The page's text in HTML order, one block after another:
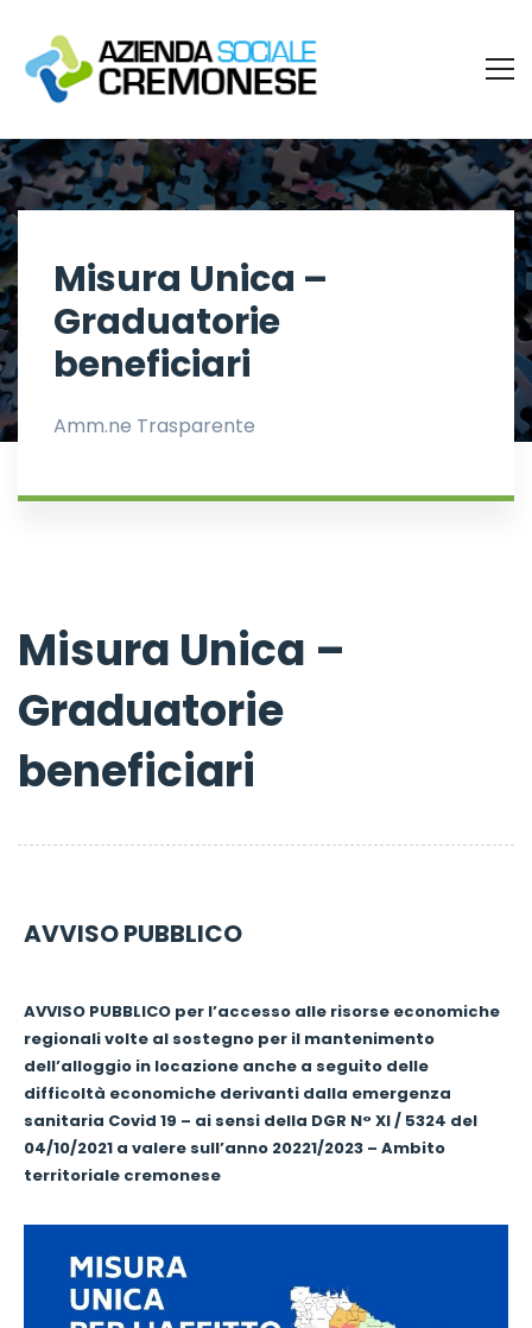
Misura Unica –
Graduatorie
beneficiari
Amm.ne Trasparente
Misura Unica –
Graduatorie
beneficiari
AVVISO PUBBLICO
AVVISO PUBBLICO per l’accesso alle risorse economiche
regionali volte al sostegno per il mantenimento
dell’alloggio in locazione anche a seguito delle
difficoltà economiche derivanti dalla emergenza
sanitaria Covid 19 – ai sensi della DGR N° XI / 5324 del
04/10/2021 a valere sull’anno 20221/2023 – Ambito
territoriale cremonese